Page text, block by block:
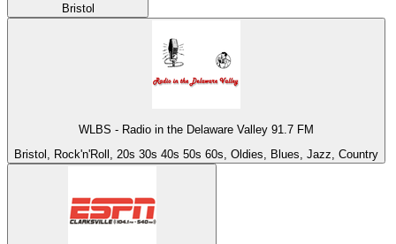
Bristol
WLBS - Radio in the Delaware Valley 91.7 FM
Bristol, Rock'n'Roll, 20s 30s 40s 50s 60s, Oldies, Blues, Jazz, Country